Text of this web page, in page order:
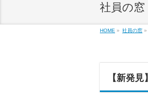
社員の窓
HOME » 社員の窓 »
【新発